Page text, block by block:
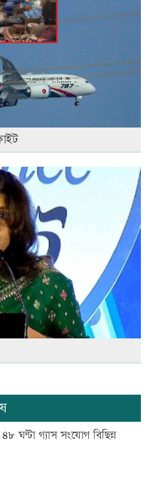
৪৮ ঘন্টা গ্যাস সংযোগ বিছিন্ন